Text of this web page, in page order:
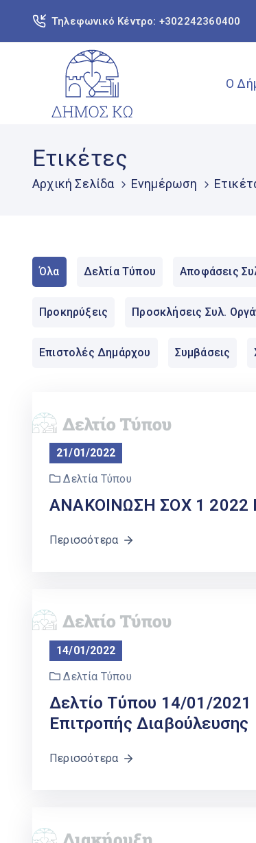
Τηλεφωνικό Κέντρο: +302242360400
Ο
Ετικέτες
Αρχική Σελίδα Ενημέρωση
Όλα Δελτία Τύπου Αποφάσεις
Προκηρύξεις Προσκλήσεις Συλ.
Επιστολές Δημάρχου Συμβάσεις
21/01/2022
Δελτία Τύπου
ΑΝΑΚΟΙΝΩΣΗ ΣΟΧ 1
Περισσότερα
14/01/2022
Δελτία Τύπου
Δελτίο Τύπου 14/01/
Επιτροπής Διαβούλευσης
Περισσότερα